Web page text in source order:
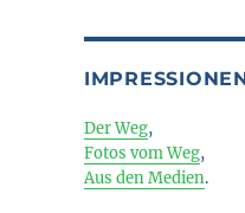
Der Weg,
Fotos vom Weg,
Aus den Medien.